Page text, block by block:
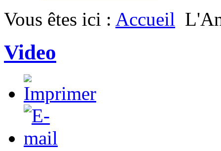
Vous êtes ici : Accueil
Video